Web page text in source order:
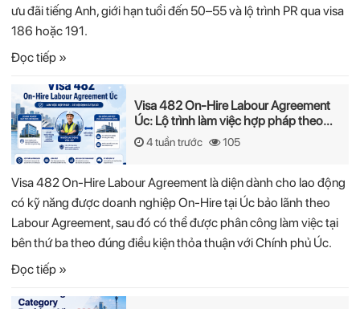
ưu đãi tiếng Anh, giới hạn tuổi đến 50–55 và lộ trình PR qua visa
186 hoặc 191.
Đọc tiếp »
Visa 482 On-Hire Labour Agreement
Úc: Lộ trình làm việc hợp pháp theo
mô hình On-Hire
4 tuần trước 105
Visa 482 On-Hire Labour Agreement là diện dành cho lao động
có kỹ năng được doanh nghiệp On-Hire tại Úc bảo lãnh theo
Labour Agreement, sau đó có thể được phân công làm việc tại
bên thứ ba theo đúng điều kiện thỏa thuận với Chính phủ Úc.
Đọc tiếp »